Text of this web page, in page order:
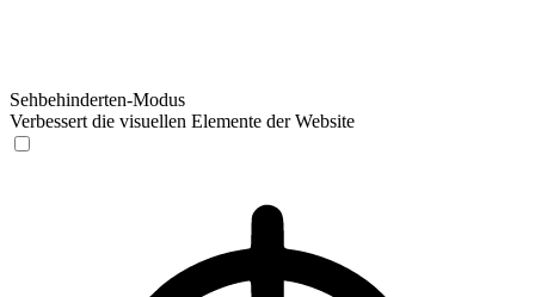
Sehbehinderten-Modus
Verbessert die visuellen Elemente der Website